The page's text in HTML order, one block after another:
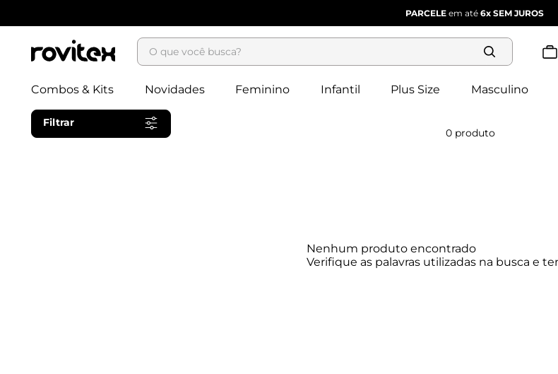
PARCELE em até 6x SEM JUROS
O que você busca?
Combos & Kits Novidades Feminino Infantil Plus Size Masculino
Filtrar
0 produto
Nenhum produto encontrado
Termos mais
buscados
vestido
vestido